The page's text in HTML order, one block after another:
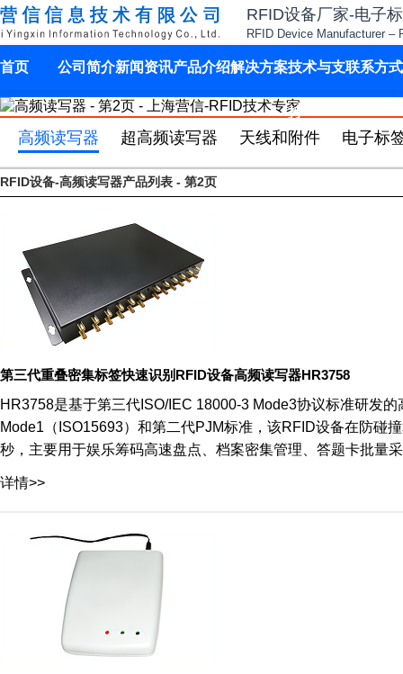
RFID设备厂家-电子
RFID Device Manufacturer –
首页 公司简介新闻资讯产品介绍解决方案技术与支
持
联系方式
高频读写器 超高频读写器 天线和附件 电子标
RFID设备-高频读写器产品列表 - 第2页
第三代重叠密集标签快速识别RFID设备高频读写器HR3758
HR3758是基于第三代ISO/IEC 18000-3 Mode3协议标准研发
Mode1（ISO15693）和第二代PJM标准，该RFID设备在防碰
秒，主要用于娱乐筹码高速盘点、档案密集管理、答题卡批量
详情>>